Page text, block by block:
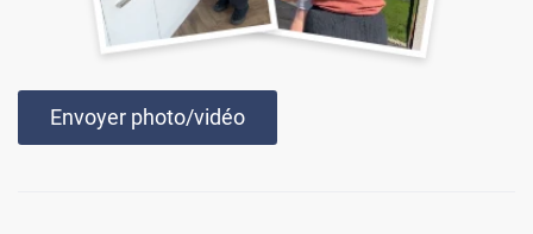
Envoyer photo/vidéo